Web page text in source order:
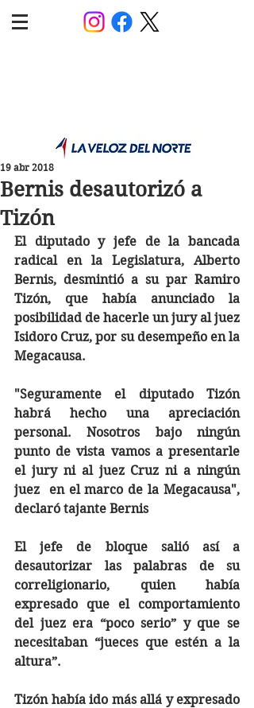
Bernis desautorizó a
Tizón
19 abr 2018
El diputado y jefe de la bancada
radical en la Legislatura, Alberto
Bernis, desmintió a su par Ramiro
Tizón, que había anunciado la
posibilidad de hacerle un jury al juez
Isidoro Cruz, por su desempeño en la
Megacausa.
"Seguramente el diputado Tizón
habrá hecho una apreciación
personal. Nosotros bajo ningún
punto de vista vamos a presentarle
el jury ni al juez Cruz ni a ningún
juez  en el marco de la Megacausa",
declaró tajante Bernis
El jefe de bloque salió así a
desautorizar las palabras de su
correligionario, quien había
expresado que el comportamiento
del juez era “poco serio” y que se
necesitaban “jueces que estén a la
altura”.
Tizón había ido más allá y expresado